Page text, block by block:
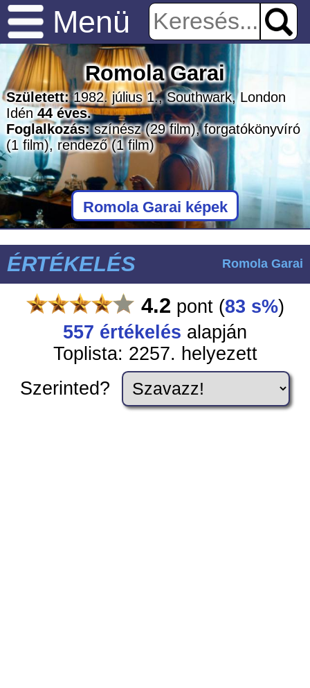
Menü
Romola Garai
Született:1982. július 1., Southwark, London
Idén44 éves.
Foglalkozás:színész(29 film), forgatókönyvíró
(1 film), rendező(1 film)
Romola Garai képek
ÉRTÉKELÉS Romola Garai
4.2 pont (83 s%)
557 értékelés alapján
Toplista: 2257. helyezett
Szerinted?